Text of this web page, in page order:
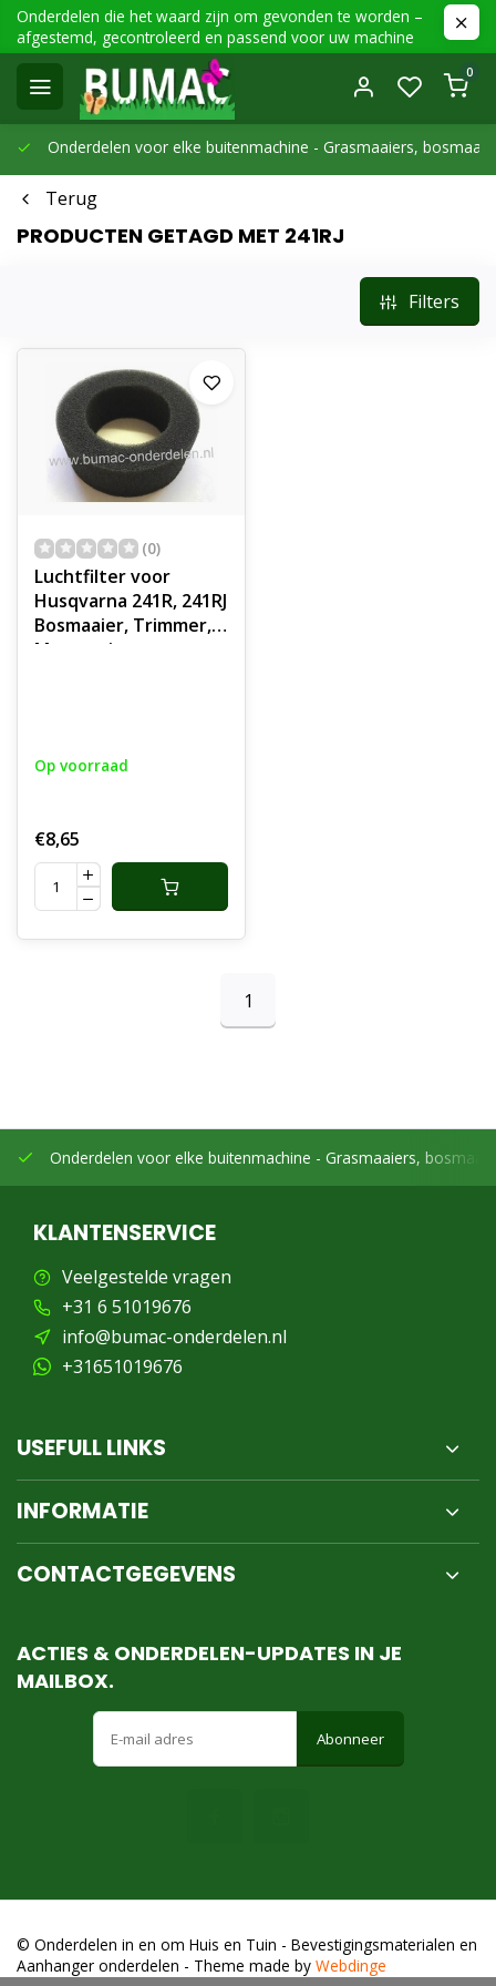
Onderdelen die het waard zijn om gevonden te worden –
afgestemd, gecontroleerd en passend voor uw machine
0
Onderdelen voor elke buitenmachine - Grasmaaiers,
Terug
PRODUCTEN GETAGD MET 241RJ
Filters
(0)
Luchtfilter voor
Husqvarna 241R, 241RJ
Bosmaaier, Trimmer,
Motorzeis
Op voorraad
€8,65
1
Onderdelen voor elke buitenmachine - Grasmaaiers,
KLANTENSERVICE
Veelgestelde vragen
+31 6 51019676
info@bumac-onderdelen.nl
+31651019676
USEFULL LINKS
INFORMATIE
CONTACTGEGEVENS
ACTIES & ONDERDELEN-UPDATES IN JE
MAILBOX.
Abonneer
© Onderdelen in en om Huis en Tuin - Bevestigingsmaterialen en
Aanhanger onderdelen - Theme made by Webdinge